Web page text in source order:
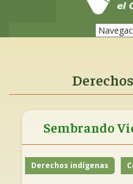
Sembrando
Derechos indígenas